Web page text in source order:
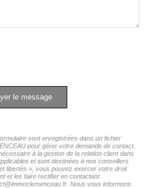
le message
sont enregistrées dans un fichier
pour gérer votre demande de contact.
à la gestion de la relation client dans
et sont destinées à nos conseillers
libertés », vous pouvez exercer votre droit
et les faire rectifier en contactant
Nous vous informons